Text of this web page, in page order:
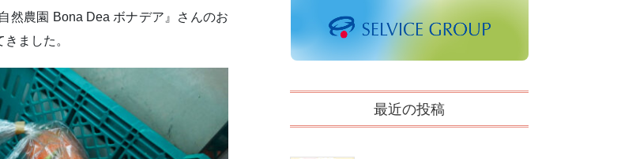
然農園 Bona Dea ボナデア』さんのお
ました。
最近の投稿